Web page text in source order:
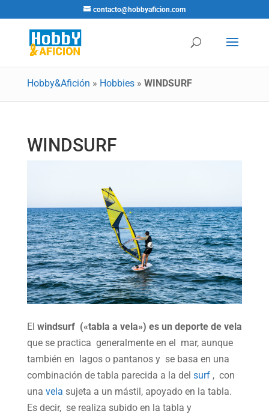
contacto@hobbyaficion.com
Hobby&Afición » Hobbies» WINDSURF
WINDSURF
El windsurf («tabla a vela») es un deporte de vela
que se practica generalmente en el mar, aunque
también en lagos o pantanos y se basa en una
combinación de tabla parecida a la del surf, con
una vela sujeta a un mástil, apoyado en la tabla.
Es decir, se realiza subido en la tabla y